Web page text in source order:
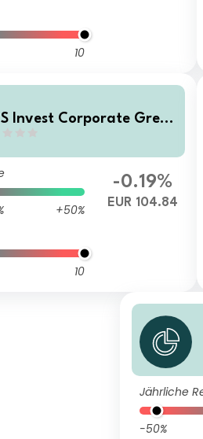
10
Invest Corporate Green
+50%
10
-0.19%
EUR 104.84
Jährliche
-50%